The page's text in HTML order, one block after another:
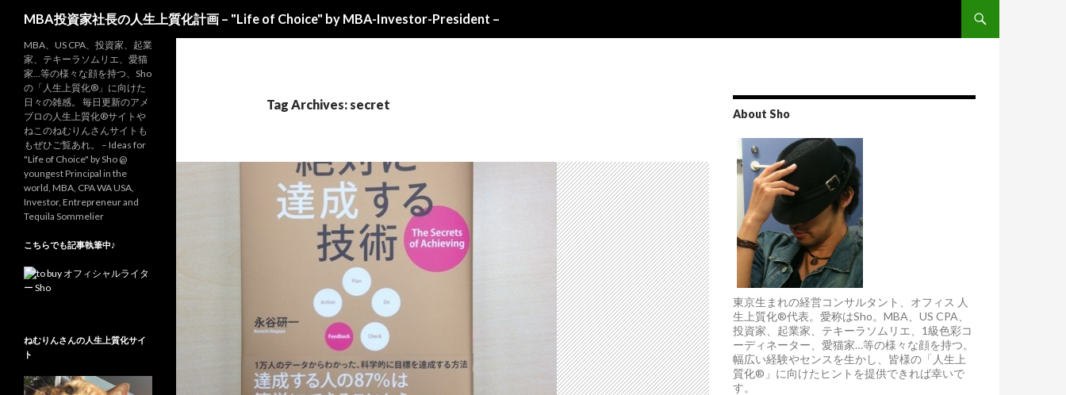
MBA投資家社長の人生上質化計画 – "Life of Choice" by MBA-Investor-President –
Tag Archives: secret
About Sho
東京生まれの経営コンサルタント、オフィス 人
生上質化®代表。愛称はSho。MBA、US CPA、
投資家、起業家、テキーラソムリエ、1級色彩コ
ーディネーター、愛猫家…等の様々な顔を持つ。
幅広い経験やセンスを生かし、皆様の「人生上
質化®」に向けたヒントを提供できれば幸いで
す。
MBA、US CPA、投資家、起業
家、テキーラソムリエ、愛猫
家…等の様々な顔を持つ、Sho
の「人生上質化®」に向けた
日々の雑感。 毎日更新のアメ
ブロの人生上質化®サイトや
ねこのねむりんさんサイトも
もぜひご覧あれ。 – Ideas for
"Life of Choice" by Sho @
youngest Principal in the
world, MBA, CPA WA USA,
Investor, Entrepreneur and
Tequila Sommelier
こちらでも記事執筆中♪
ねむりんさんの人生上質化サイ
ト